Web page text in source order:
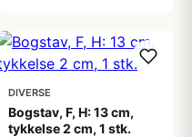
DIVERSE
Bogstav, F, H: 13 cm,
tykkelse 2 cm, 1 stk.